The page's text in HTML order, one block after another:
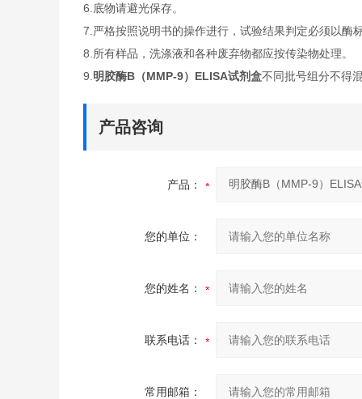
6.底物请避光保存。
7.严格按照说明书的操作进行，试验结果判定必须以酶
8.所有样品，洗涤液和各种废弃物都应按传染物处理。
9. 明胶酶B（MMP-9）ELISA试剂盒不同批号组分不得
产品咨询
产品：
您的单位：
您的姓名：
联系电话：
常用邮箱：